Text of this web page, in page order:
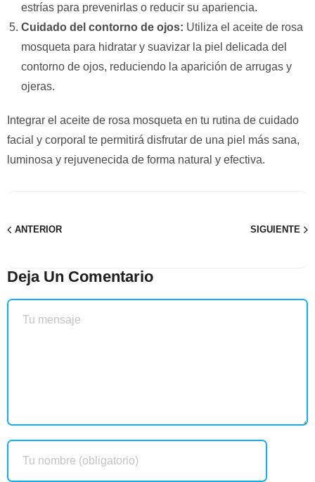
estrías para prevenirlas o reducir su apariencia.
Cuidado del contorno de ojos: Utiliza el aceite de rosa
mosqueta para hidratar y suavizar la piel delicada del
contorno de ojos, reduciendo la aparición de arrugas y
ojeras.
Integrar el aceite de rosa mosqueta en tu rutina de cuidado
facial y corporal te permitirá disfrutar de una piel más sana,
luminosa y rejuvenecida de forma natural y efectiva.
ANTERIOR SIGUIENTE
Deja Un Comentario